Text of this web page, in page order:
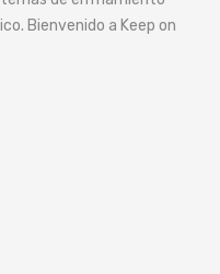
Bienvenido a Keep on